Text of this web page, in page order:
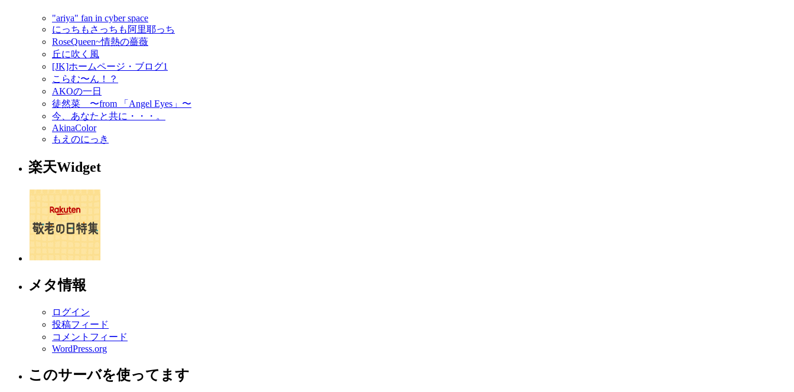
"ariya" fan in cyber space
にっちもさっちも阿里耶っち
RoseQueen~情熱の薔薇
丘に吹く風
[JK]ホームページ・ブログ1
こらむ〜ん！？
AKOの一日
徒然菜 〜from 「Angel Eyes」〜
今、あなたと共に・・・。
AkinaColor
もえのにっき
楽天Widget
メタ情報
ログイン
投稿フィード
コメントフィード
WordPress.org
このサーバを使ってます